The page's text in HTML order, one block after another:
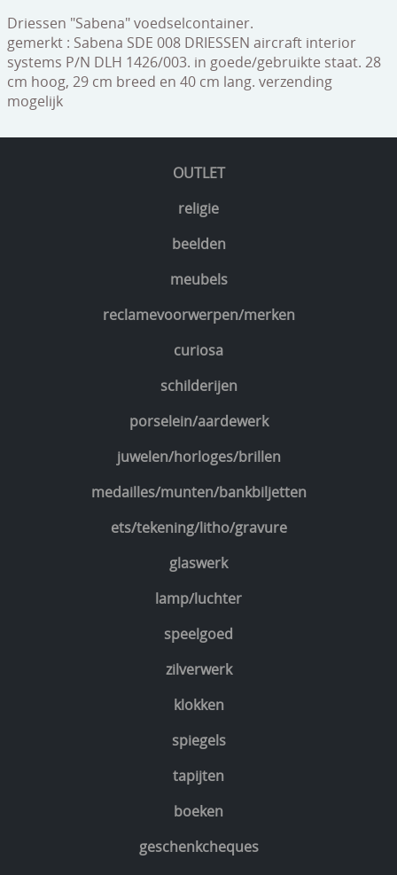
OUTLET
religie
beelden
meubels
reclamevoorwerpen/merken
curiosa
schilderijen
porselein/aardewerk
juwelen/horloges/brillen
medailles/munten/bankbiljetten
ets/tekening/litho/gravure
glaswerk
lamp/luchter
speelgoed
zilverwerk
klokken
spiegels
tapijten
boeken
geschenkcheques
Driessen "Sabena" voedselcontainer.
gemerkt : Sabena SDE 008 DRIESSEN aircraft interior
systems P/N DLH 1426/003. in goede/gebruikte staat. 28
cm hoog, 29 cm breed en 40 cm lang. verzending
mogelijk